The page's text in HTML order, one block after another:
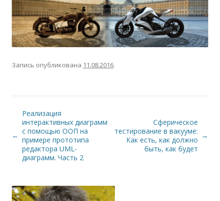
Запись опубликована 11.08.2016.
Навигация по записям
←
Реализация
интерактивных диаграмм
с помощью ООП на
примере прототипа
редактора UML-
диаграмм. Часть 2
Сферическое
тестирование в вакууме:
Как есть, как должно
быть, как будет
→